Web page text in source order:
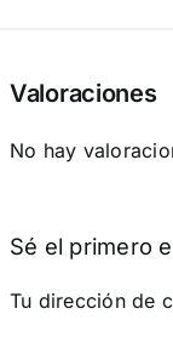
Valoraciones
No hay
Sé el primero
Tu dirección de